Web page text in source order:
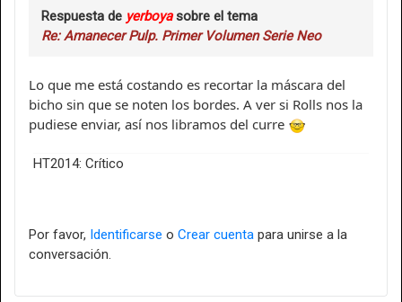
Respuesta de yerboyasobre el tema
Re: Amanecer Pulp. Primer Volumen Serie Neo
Lo que me está costando es recortar la máscara del
bicho sin que se noten los bordes. A ver si Rolls nos la
pudiese enviar, así nos libramos del curre
HT2014: Crítico
Por favor, Identificarse o Crear cuenta para unirse a la
conversación.